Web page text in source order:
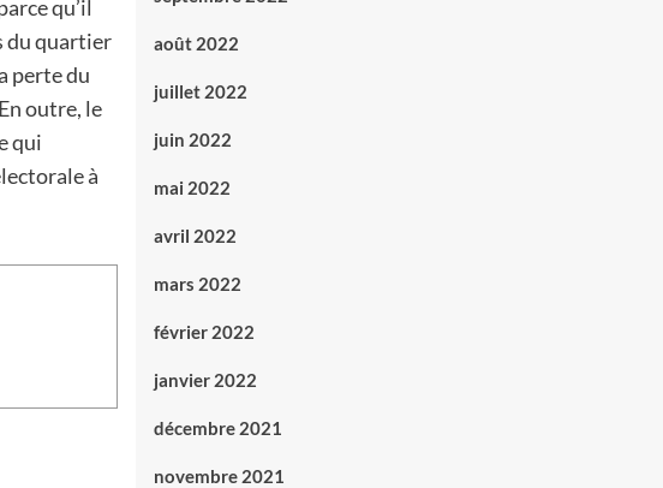
qu’il
du quartier
perte du
outre, le
qui
à
août 2022
juillet 2022
juin 2022
mai 2022
avril 2022
mars 2022
février 2022
janvier 2022
décembre 2021
novembre 2021